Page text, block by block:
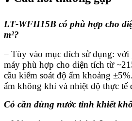
LT‑WFH15B có phù hợp cho
m²?
– Tùy vào mục đích sử dụng: với
máy phù hợp cho diện tích từ
cầu kiểm soát độ ẩm khoảng
ẩm không khí và nhiệt độ thực tế
Có cần dùng nước tinh khiết